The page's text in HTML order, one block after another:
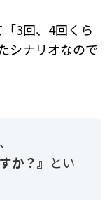
3回、4回くら
シナリオなので
か？』 とい